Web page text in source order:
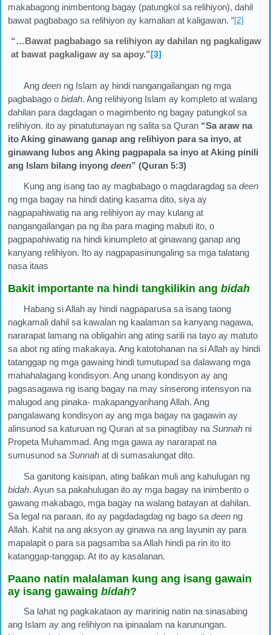
makabagong inimbentong bagay (patungkol sa relihiyon), dahil
bawat pagbabago sa relihiyon ay kamalian at kaligawan. ”[2]
“…Bawat pagbabago sa relihiyon ay dahilan ng pagkaligaw
at bawat pagkaligaw ay sa apoy.”[3]
Angdeen ng Islam ay hindi nangangailangan ng mga
pagbabago o bidah. Ang relihiyong Islam ay kompleto at walang
dahilan para dagdagan o magimbento ng bagay patungkol sa
relihiyon. ito ay pinatutunayan ng salita sa Quran “Sa araw na
ito Aking ginawang ganap ang relihiyon para sa inyo, at
ginawang lubos ang Aking pagpapala sa inyo at Aking pinili
ang Islam bilang inyong deen” (Quran 5:3)
Kung ang isang tao ay magbabago o magdaragdag sadeen
ng mga bagay na hindi dating kasama dito, siya ay
nagpapahiwatig na ang relihiyon ay may kulang at
nangangailangan pa ng iba para maging mabuti ito, o
pagpapahiwatig na hindi kinumpleto at ginawang ganap ang
kanyang relihiyon. Ito ay nagpapasinungaling sa mga talatang
nasa itaas
Bakit importante na hindi tangkilikin ang bidah
Habang si Allah ay hindi nagpaparusa sa isang taong
nagkamali dahil sa kawalan ng kaalaman sa kanyang nagawa,
nararapat lamang na obligahin ang ating sarili na tayo ay matuto
sa abot ng ating makakaya. Ang katotohanan na si Allah ay hindi
tatanggap ng mga gawaing hindi tumutupad sa dalawang mga
mahahalagang kondisyon. Ang unang kondisyon ay ang
pagsasagawa ng isang bagay na may sinserong intensyon na
malugod ang pinaka- makapangyarihang Allah. Ang
pangalawang kondisyon ay ang mga bagay na gagawin ay
alinsunod sa katuruan ng Quran at sa pinagtibay na Sunnah ni
Propeta Muhammad. Ang mga gawa ay nararapat na
sumusunod sa Sunnah at di sumasalungat dito.
Sa ganitong kaisipan, ating balikan muli ang kahulugan ng
bidah. Ayun sa pakahulugan ito ay mga bagay na inimbento o
gawang makabago, mga bagay na walang batayan at dahilan.
Sa legal na paraan, ito ay pagdadagdag ng bago sa deen ng
Allah. Kahit na ang aksyon ay ginawa na ang layunin ay para
mapalapit o para sa pagsamba sa Allah hindi pa rin ito ito
katanggap-tanggap. At ito ay kasalanan.
Paano natin malalaman kung ang isang gawain
ay isang gawaing bidah?
Sa lahat ng pagkakataon ay maririnig natin na sinasabing
ang Islam ay ang relihiyon na ipinaalam na karunungan.